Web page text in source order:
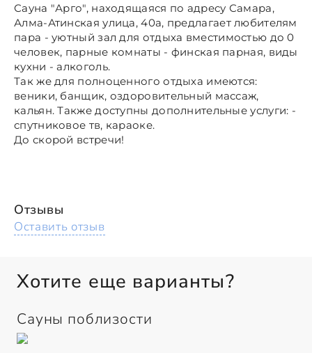
Сауна "Арго", находящаяся по адресу Самара,
Алма-Атинская улица, 40а, предлагает любителям
пара - уютный зал для отдыха вместимостью до 0
человек, парные комнаты - финская парная, виды
кухни - алкоголь.
Так же для полноценного отдыха имеются:
веники, банщик, оздоровительный массаж,
кальян. Также доступны дополнительные услуги: -
спутниковое тв, караоке.
До скорой встречи!
Отзывы
Оставить отзыв
Хотите еще варианты?
Сауны поблизости